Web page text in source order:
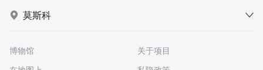
莫斯科
博物馆
关于项目